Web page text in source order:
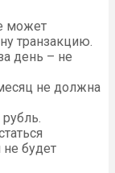
может
транзакцию.
день – не
не должна
не будет